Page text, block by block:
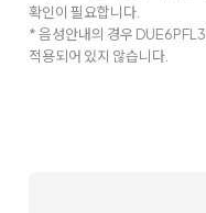
확인이 필요합니다.
* 음성안내의 경우
적용되어 있지 않습니다.